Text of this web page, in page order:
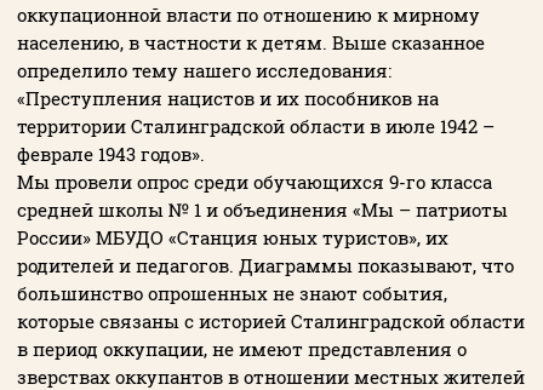
оккупационной власти по отношению к мирному
населению, в частности к детям. Выше сказанное
определило тему нашего исследования:
«Преступления нацистов и их пособников на
территории Сталинградской области в июле 1942 –
феврале 1943 годов».
Мы провели опрос среди обучающихся 9-го класса
средней школы № 1 и объединения «Мы – патриоты
России» МБУДО «Станция юных туристов», их
родителей и педагогов. Диаграммы показывают, что
большинство опрошенных не знают события,
которые связаны с историей Сталинградской области
в период оккупации, не имеют представления о
зверствах оккупантов в отношении местных жителей